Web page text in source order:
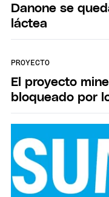
Danone se
láctea
PROYECTO
El proyecto
bloqueado por